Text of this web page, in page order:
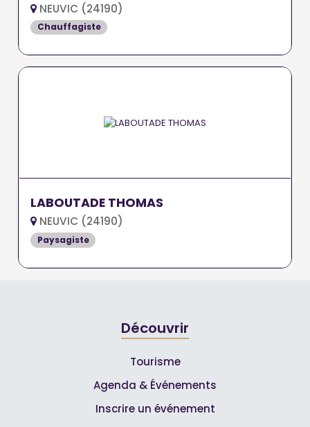
NEUVIC (24190)
Chauffagiste
LABOUTADE THOMAS
NEUVIC (24190)
Paysagiste
Découvrir
Tourisme
Agenda & Événements
Inscrire un événement